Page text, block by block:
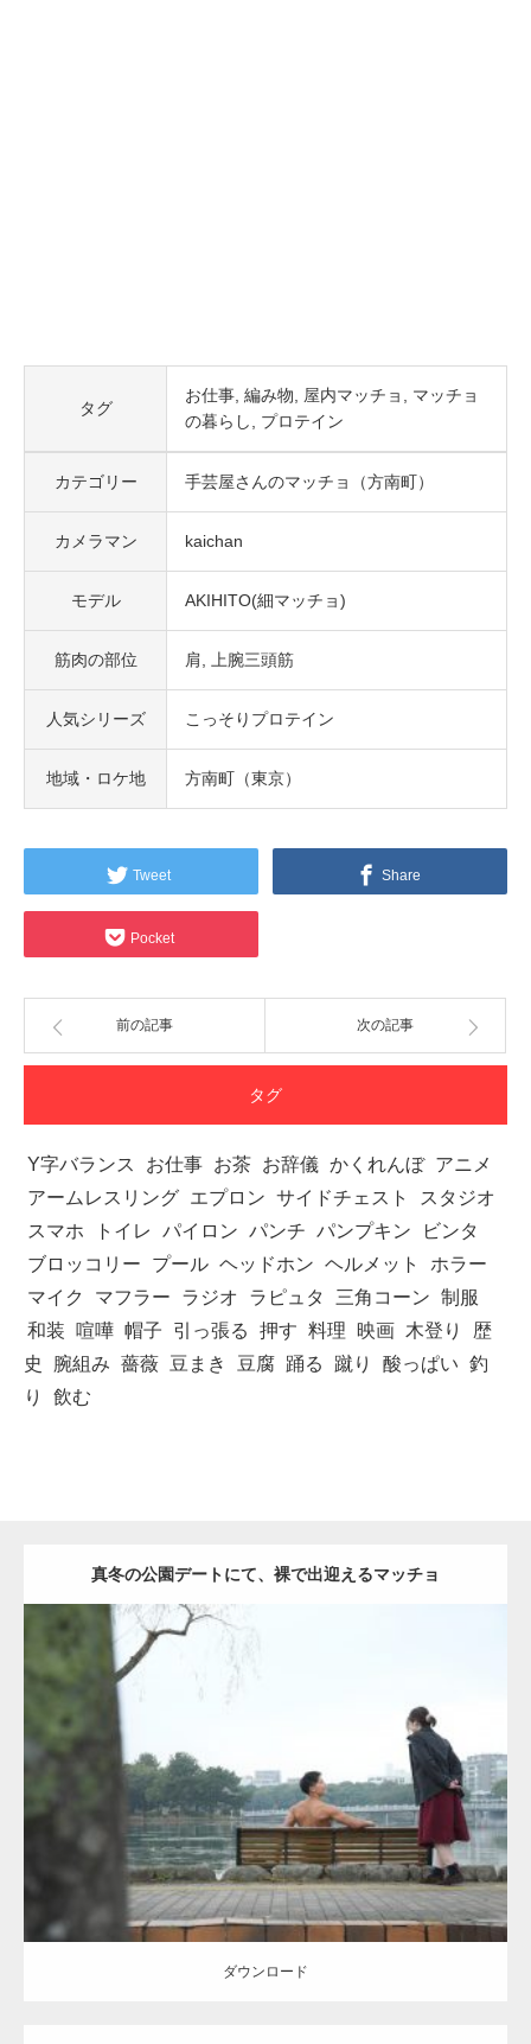
タグ
お仕事 編み物 屋内マッチョ
マッチョ
の暮らし
プロテイン
カテゴリー 手芸屋さんのマッチョ（方南町）
カメラマン kaichan
モデル AKIHITO(細マッチョ)
筋肉の部位 肩 上腕三頭筋
人気シリーズ こっそりプロテイン
地域・ロケ地 方南町（東京）
Tweet Share
Pocket
前の記事 次の記事
タグ
Y字バランス お仕事 お茶 お辞儀 かくれんぼ アニメ
アームレスリング エプロン サイドチェスト
スタジオ
スマホ
トイレ パイロン パンチ パンプキン
ビンタ
ブロッコリー
プール ヘッドホン ヘルメット
ホラー
マイク
マフラー ラジオ ラピュタ 三角コーン 制服
和装
喧嘩 帽子 引っ張る 押す 料理 映画 木登り
歴
史
腕組み 薔薇 豆まき 豆腐 踊る 蹴り 酸っぱい 釣
り
飲む
真冬の公園デートにて、裸で出迎えるマッチョ
公園のマッチョ AKIHITO(細マッチョ) 背中
ダウンロード
ダウンロード